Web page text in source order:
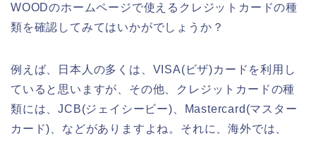
WOODのホームページで使えるクレジットカードの種
類を確認してみてはいかがでしょうか？
例えば、日本人の多くは、VISA(ビザ)カードを利用し
ていると思いますが、その他、クレジットカードの種
類には、JCB(ジェイシービー)、Mastercard(マスター
カード)、などがありますよね。それに、海外では、